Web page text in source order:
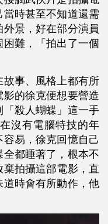
時甚至不知道還需
景，好在部分演員
難，「拍出了一個
事、風格上都有所
的徐克便想要營造
殺人蝴蝶」這一手
沒有電腦特技的年
易，徐克回憶自己
都睡著了，根本不
拍攝這部電影，直
時會有所動作，他